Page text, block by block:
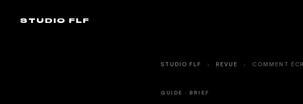
STUDIO FLF
STUDIO FLF › REVUE › COMMENT
GUIDE · BRIEF